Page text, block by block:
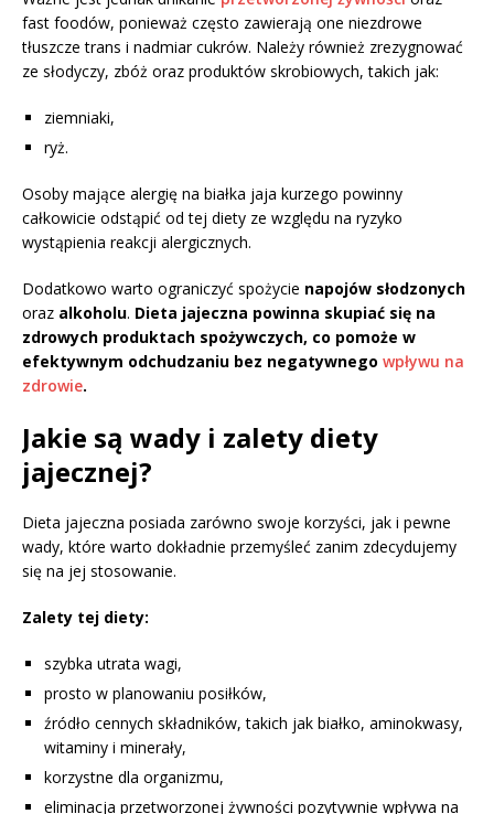
fast foodów, ponieważ często zawierają one niezdrowe
tłuszcze trans i nadmiar cukrów. Należy również zrezygnować
ze słodyczy, zbóż oraz produktów skrobiowych, takich jak:
ziemniaki,
ryż.
Osoby mające alergię na białka jaja kurzego powinny
całkowicie odstąpić od tej diety ze względu na ryzyko
wystąpienia reakcji alergicznych.
Dodatkowo warto ograniczyć spożycie napojów słodzonych
oraz alkoholu. Dieta jajeczna powinna skupiać się na
zdrowych produktach spożywczych, co pomoże w
efektywnym odchudzaniu bez negatywnego wpływu na
zdrowie.
Jakie są wady i zalety diety
jajecznej?
Dieta jajeczna posiada zarówno swoje korzyści, jak i pewne
wady, które warto dokładnie przemyśleć zanim zdecydujemy
się na jej stosowanie.
Zalety tej diety:
szybka utrata wagi,
prosto w planowaniu posiłków,
źródło cennych składników, takich jak białko, aminokwasy,
witaminy i minerały,
korzystne dla organizmu,
eliminacja przetworzonej żywności pozytywnie wpływa na